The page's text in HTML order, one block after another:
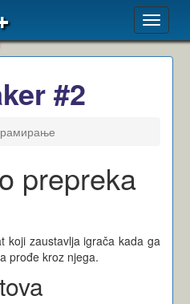
Toggle
#2
prepreka
koji zaustavlja igrača kada ga
prođe kroz njega.